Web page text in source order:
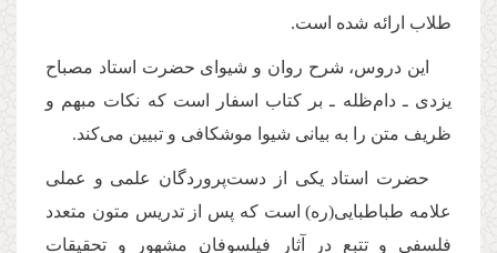
طلاب ارائه شده است.
این دروس، شرح روان و شیوای حضرت استاد مصباح
یزدی ـ دام‌ظله ـ بر کتاب اسفار است که نكات مبهم و
ظریف متن را به بیانى شیوا موشكافى و تبیین مى‌كند.
حضرت استاد یکی از دست‌پروردگان علمی و عملی
علامه طباطبایی(ره) است که پس از تدریس متون متعدد
فلسفی و تتبع در آثار فیلسوفان مشهور و تحقیقات